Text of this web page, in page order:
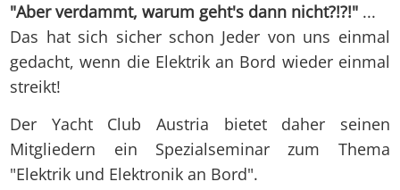
"Aber verdammt, warum geht's dann nicht?!?!" ...
Das hat sich sicher schon Jeder von uns einmal
gedacht, wenn die Elektrik an Bord wieder einmal
streikt!
Der Yacht Club Austria bietet daher seinen
Mitgliedern ein Spezialseminar zum Thema
"Elektrik und Elektronik an Bord".